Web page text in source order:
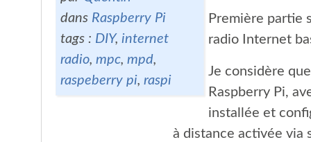
dans Raspberry Pi
tags : DIY, internet
radio, mpc, mpd,
raspeberry pi, raspi
Première partie
radio Internet
Je considère
Raspberry Pi,
installée et
à distance activée via